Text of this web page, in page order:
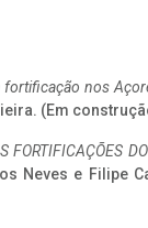
fortificação nos
(Em
FORTIFICAÇÕES
Neves e Filipe